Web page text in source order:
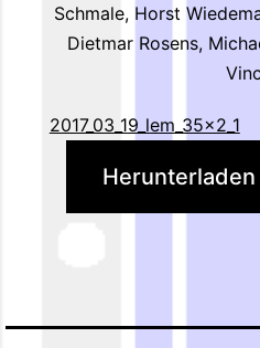
Schmale, Horst
Dietmar Rosens,
2017_03_19_lem_35x2_1
Herunterladen